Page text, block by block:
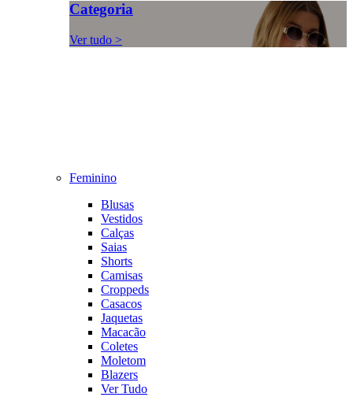
Categoria
Ver tudo >
Feminino
Blusas
Vestidos
Calças
Saias
Shorts
Camisas
Croppeds
Casacos
Jaquetas
Macacão
Coletes
Moletom
Blazers
Ver Tudo